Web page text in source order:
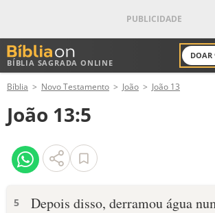
BÍBLIA SAGRADA ONLINE
DOAR
ANTIGO TESTAMENTO
NOVO TESTAMENTO
VERSÍCULOS
Bíblia Novo Testamento João João 13
João 13:5
5
Depois disso, derramou água